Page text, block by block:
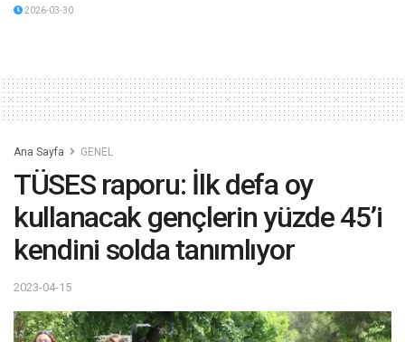
2026-03-30
Ana Sayfa GENEL
TÜSES raporu: İlk defa oy
kullanacak gençlerin yüzde 45’i
kendini solda tanımlıyor
2023-04-15